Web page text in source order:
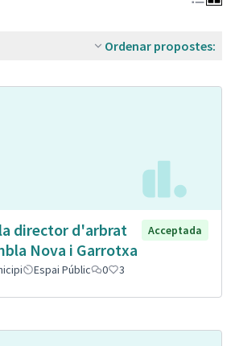
Ordenar propostes:
director d'arbrat
Nova i Garrotxa
Acceptada
Espai Públic 0 3